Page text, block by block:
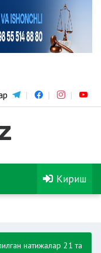
Кириш
натижалар 21 та